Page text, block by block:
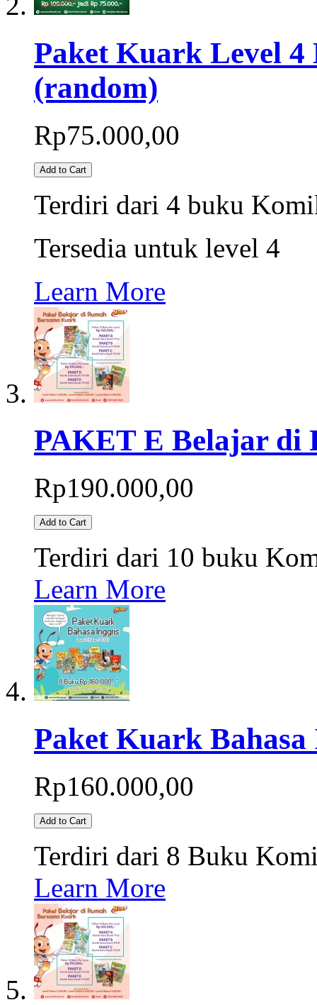
Paket Kuark Level 4
(random)
Rp75.000,00
Add to Cart
Terdiri dari 4 buku
Tersedia untuk level 4
Learn More
PAKET E Belajar di
Rp190.000,00
Add to Cart
Terdiri dari 10 buku
Learn More
Paket Kuark
Rp160.000,00
Add to Cart
Terdiri dari 8 Buku
Learn More